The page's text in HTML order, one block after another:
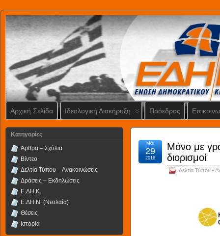
Αρχική Σελίδα Ιδεολογική Διακήρυξη Πρόεδρος
Μόνο με
διορισμοί
Δελτία Τύπου -
Μάι
29
2016
Kατηγορίες
Άρθρα – Σχόλια
Βίντεο
Δελτία Τύπου – Ανακοινώσεις
Δράσεις – Εκδηλώσεις
Ε.ΔΗ.Κ.
Ε.ΔΗ.Ν. (Νεολαία)
Θέσεις
Ιστορία